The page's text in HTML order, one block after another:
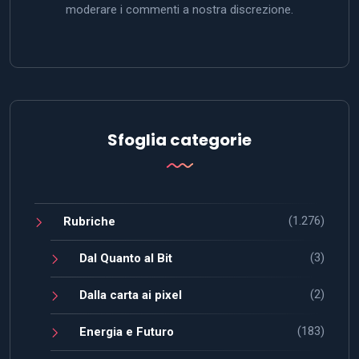
moderare i commenti a nostra discrezione.
Sfoglia categorie
Rubriche (1.276)
Dal Quanto al Bit (3)
Dalla carta ai pixel (2)
Energia e Futuro (183)